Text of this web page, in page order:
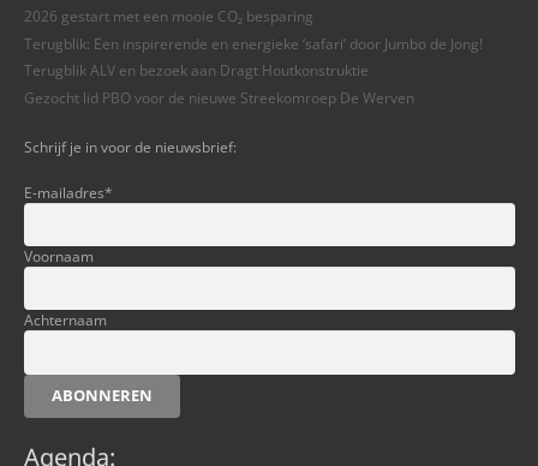
2026 gestart met een mooie CO₂ besparing
Terugblik: Een inspirerende en energieke ‘safari’ door Jumbo de Jong!
Terugblik ALV en bezoek aan Dragt Houtkonstruktie
Gezocht lid PBO voor de nieuwe Streekomroep De Werven
Schrijf je in voor de nieuwsbrief:
E-mailadres*
Voornaam
Achternaam
ABONNEREN
Agenda: